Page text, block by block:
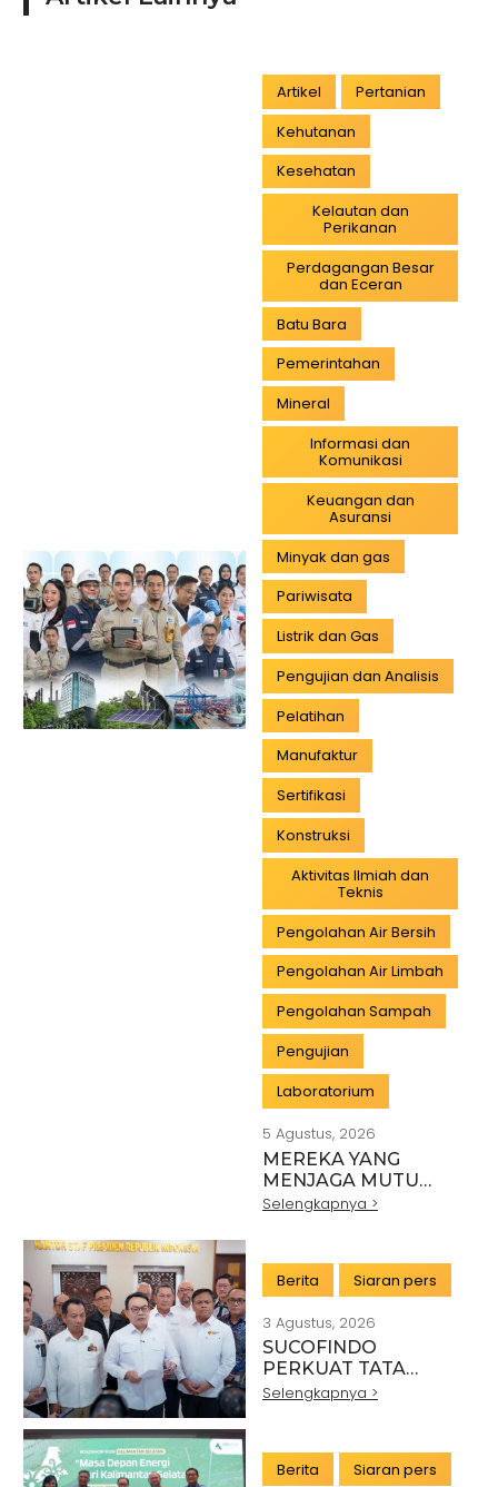
Artikel
Pertanian
Kehutanan
Kesehatan
Kelautan dan
Perikanan
Perdagangan Besar
dan Eceran
Batu Bara
Pemerintahan
Mineral
Informasi dan
Komunikasi
Keuangan dan
Asuransi
Minyak dan gas
Pariwisata
Listrik dan Gas
Pengujian dan Analisis
Pelatihan
Manufaktur
Sertifikasi
Konstruksi
Aktivitas Ilmiah dan
Teknis
Pengolahan Air Bersih
Pengolahan Air Limbah
Pengolahan Sampah
Pengujian
Laboratorium
5 Agustus, 2026
MEREKA YANG
MENJAGA MUTU
INDONESIA:
INDUSTRI
Selengkapnya >
Berita Siaran pers
3 Agustus, 2026
SUCOFINDO
PERKUAT TATA
KELOLA EKSPOR
DENGAN KSP DAN
DANANTARA
Selengkapnya >
Berita Siaran pers